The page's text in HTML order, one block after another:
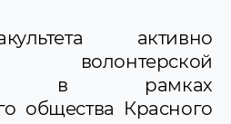
активно
волонтерской
в рамках
общества Красного